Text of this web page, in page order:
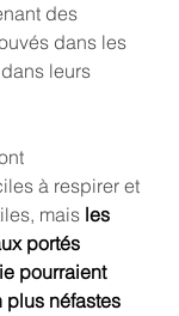
des
dans les
leurs
à respirer et
mais les
portés
pourraient
plus néfastes